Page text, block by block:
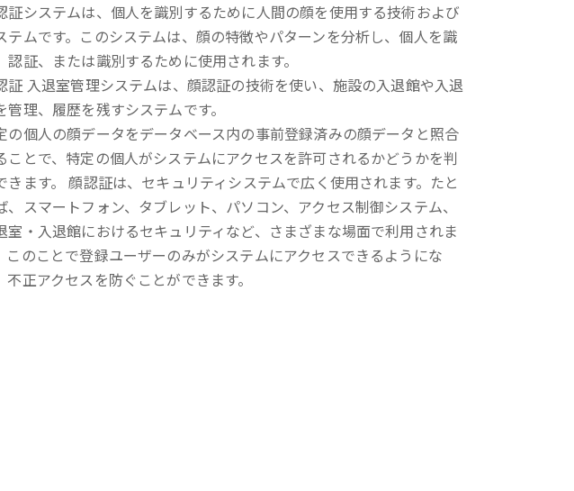
証システムは、個人を識別するために人間の顔を使用する技術および
テムです。このシステムは、顔の特徴やパターンを分析し、個人を識
認証、または識別するために使用されます。
証 入退室管理システムは、顔認証の技術を使い、施設の入退館や入退
管理、履歴を残すシステムです。
の個人の顔データをデータベース内の事前登録済みの顔データと照合
ことで、特定の個人がシステムにアクセスを許可されるかどうかを判
きます。 顔認証は、セキュリティシステムで広く使用されます。たと
、スマートフォン、タブレット、パソコン、アクセス制御システム、
室・入退館におけるセキュリティなど、さまざまな場面で利用されま
このことで登録ユーザーのみがシステムにアクセスできるようにな
不正アクセスを防ぐことができます。